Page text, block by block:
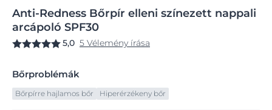
Anti-Redness Bőrpír elleni színezett nappali
arcápoló SPF30
5,0 5 Vélemény írása
Bőrproblémák
Bőrpírre hajlamos bőr Hiperérzékeny bőr